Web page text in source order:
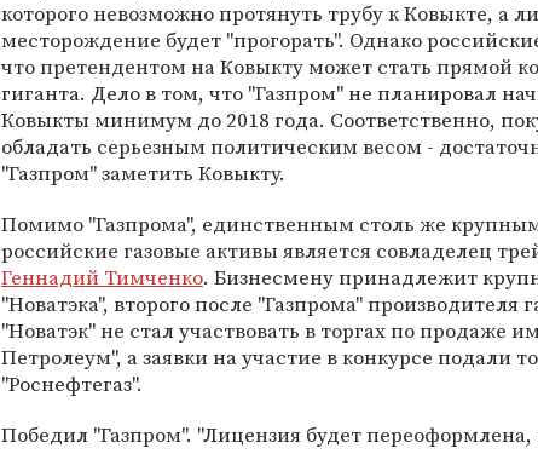
которого невозможно протянуть трубу к Ковыкте, а
месторождение будет "прогорать". Однако
что претендентом на Ковыкту может стать прямой
гиганта. Дело в том, что "Газпром" не планировал
Ковыкты минимум до 2018 года. Соответственно,
обладать серьезным политическим весом -
"Газпром" заметить Ковыкту.
Помимо "Газпрома", единственным столь же
российские газовые активы является совладелец
Геннадий Тимченко. Бизнесмену принадлежит
"Новатэка", второго после "Газпрома" производителя
"Новатэк" не стал участвовать в торгах по продаже
Петролеум", а заявки на участие в конкурсе подали
"Роснефтегаз".
Победил "Газпром". "Лицензия будет переоформлена,